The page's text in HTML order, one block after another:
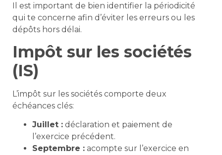
Il est important de bien identifier la périodicité
qui te concerne afin d’éviter les erreurs ou les
dépôts hors délai.
Impôt sur les sociétés
(IS)
L’impôt sur les sociétés comporte deux
échéances clés:
Juillet : déclaration et paiement de
l’exercice précédent.
Septembre : acompte sur l’exercice en